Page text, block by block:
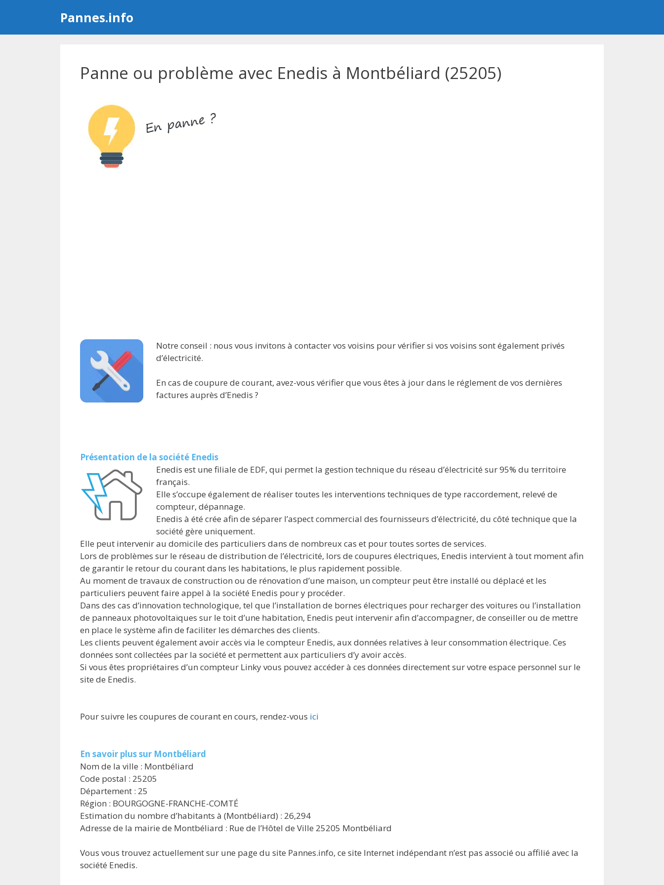
Pannes.info
Panne ou problème avec Enedis à Montbéliard (25205)
Notre conseil : nous vous invitons à contacter vos voisins pour vérifier si vos voisins sont également privés
d’électricité.
En cas de coupure de courant, avez-vous vérifier que vous êtes à jour dans le réglement de vos dernières
factures auprès d’Enedis ?
Présentation de la société Enedis
Enedis est une filiale de EDF, qui permet la gestion technique du réseau d’électricité sur 95% du territoire
français.
Elle s’occupe également de réaliser toutes les interventions techniques de type raccordement, relevé de
compteur, dépannage.
Enedis à été crée afin de séparer l’aspect commercial des fournisseurs d’électricité, du côté technique que la
société gère uniquement.
Elle peut intervenir au domicile des particuliers dans de nombreux cas et pour toutes sortes de services.
Lors de problèmes sur le réseau de distribution de l’électricité, lors de coupures électriques, Enedis intervient à tout moment afin
de garantir le retour du courant dans les habitations, le plus rapidement possible.
Au moment de travaux de construction ou de rénovation d’une maison, un compteur peut être installé ou déplacé et les
particuliers peuvent faire appel à la société Enedis pour y procéder.
Dans des cas d’innovation technologique, tel que l’installation de bornes électriques pour recharger des voitures ou l’installation
de panneaux photovoltaïques sur le toit d’une habitation, Enedis peut intervenir afin d’accompagner, de conseiller ou de mettre
en place le système afin de faciliter les démarches des clients.
Les clients peuvent également avoir accès via le compteur Enedis, aux données relatives à leur consommation électrique. Ces
données sont collectées par la société et permettent aux particuliers d’y avoir accès.
Si vous êtes propriétaires d’un compteur Linky vous pouvez accéder à ces données directement sur votre espace personnel sur le
site de Enedis.
Pour suivre les coupures de courant en cours, rendez-vous ici
En savoir plus sur Montbéliard
Nom de la ville : Montbéliard
Code postal : 25205
Département : 25
Région : BOURGOGNE-FRANCHE-COMTÉ
Estimation du nombre d’habitants à (Montbéliard) : 26,294
Adresse de la mairie de Montbéliard : Rue de l’Hôtel de Ville 25205 Montbéliard
Vous vous trouvez actuellement sur une page du site Pannes.info, ce site Internet indépendant n’est pas associé ou affilié avec la
société Enedis.